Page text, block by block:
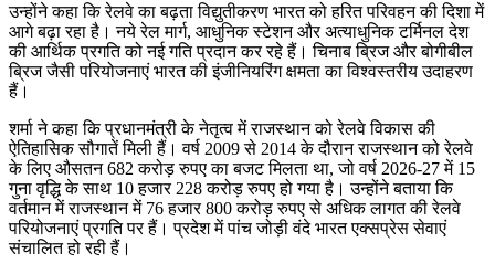
उन्होंने कहा कि रेलवे का बढ़ता विद्युतीकरण भारत को हरित परिवहन की दिशा में
आगे बढ़ा रहा है। नये रेल मार्ग, आधुनिक स्टेशन और अत्याधुनिक टर्मिनल देश
की आर्थिक प्रगति को नई गति प्रदान कर रहे हैं। चिनाब ब्रिज और बोगीबील
ब्रिज जैसी परियोजनाएं भारत की इंजीनियरिंग क्षमता का विश्वस्तरीय उदाहरण
हैं।
शर्मा ने कहा कि प्रधानमंत्री के नेतृत्व में राजस्थान को रेलवे विकास की
ऐतिहासिक सौगातें मिली हैं। वर्ष 2009 से 2014 के दौरान राजस्थान को रेलवे
के लिए औसतन 682 करोड़ रुपए का बजट मिलता था, जो वर्ष 2026-27 में 15
गुना वृद्धि के साथ 10 हजार 228 करोड़ रुपए हो गया है। उन्होंने बताया कि
वर्तमान में राजस्थान में 76 हजार 800 करोड़ रुपए से अधिक लागत की रेलवे
परियोजनाएं प्रगति पर हैं। प्रदेश में पांच जोड़ी वंदे भारत एक्सप्रेस सेवाएं
संचालित हो रही हैं।